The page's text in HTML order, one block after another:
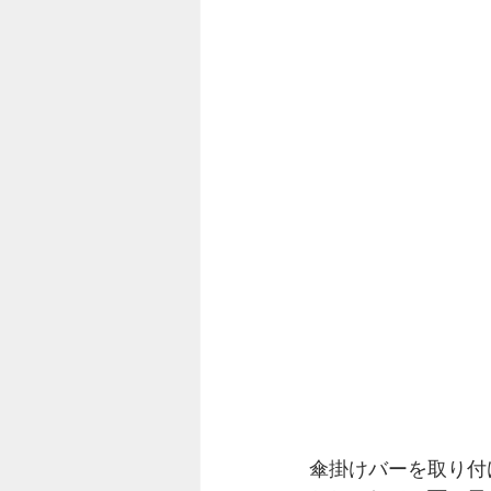
傘掛けバーを取り